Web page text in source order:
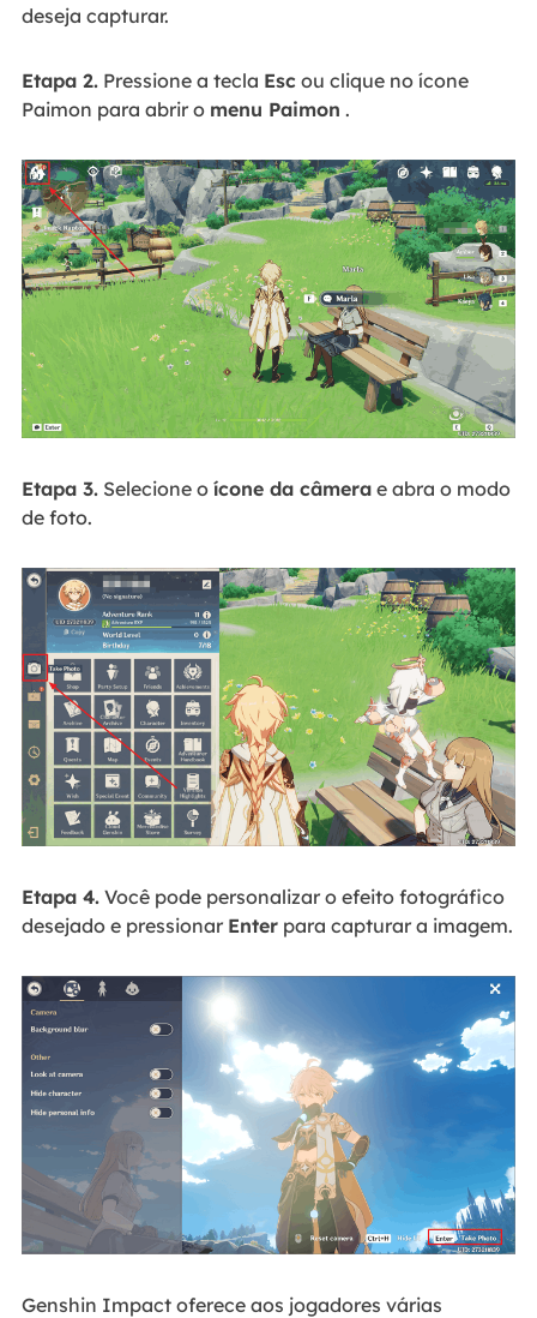
deseja capturar.
Etapa 2.Pressione a tecla Escou clique no ícone
Paimon para abrir o menu Paimon .
Etapa 3.Selecione o ícone da câmerae abra o modo
de foto.
Etapa 4.Você pode personalizar o efeito fotográfico
desejado e pressionar Enterpara capturar a imagem.
Genshin Impact oferece aos jogadores várias